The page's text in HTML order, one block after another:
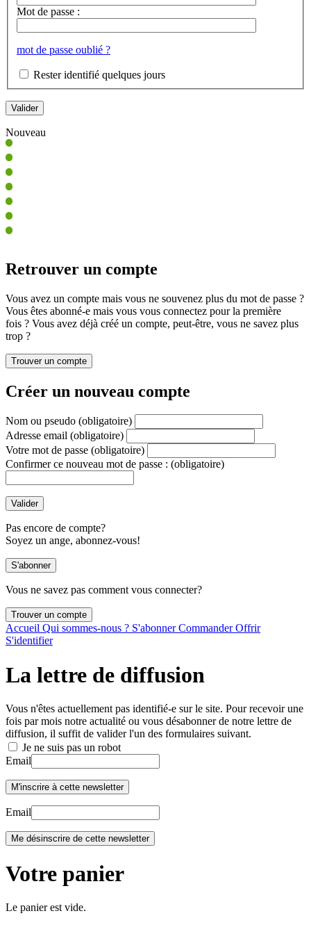
Mot de passe :
mot de passe oublié ?
Rester identifié quelques jours
Nouveau
Retrouver un compte
Vous avez un compte mais vous ne souvenez plus du mot de passe ?
Vous êtes abonné-e mais vous vous connectez pour la première
fois ? Vous avez déjà créé un compte, peut-être, vous ne savez plus
trop ?
Créer un nouveau compte
Nom ou pseudo (obligatoire)
Adresse email (obligatoire)
Votre mot de passe (obligatoire)
Confirmer ce nouveau mot de passe : (obligatoire)
Pas encore de compte?
Soyez un ange, abonnez-vous!
Vous ne savez pas comment vous connecter?
Accueil Qui sommes-nous ? S'abonnerCommanderOffrir
S'identifier
La lettre de diffusion
Vous n'êtes actuellement pas identifié-e sur le site. Pour recevoir une
fois par mois notre actualité ou vous désabonner de notre lettre de
diffusion, il suffit de valider l'un des formulaires suivant.
Je ne suis pas un robot
Email
Email
Votre panier
Le panier est vide.